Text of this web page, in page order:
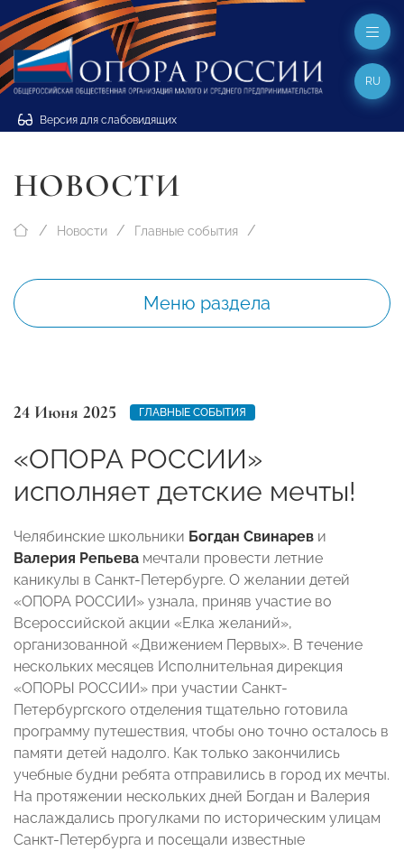
Версия для слабовидящих
RU
НОВОСТИ
Новости Главные события
Меню раздела
24 Июня 2025 ГЛАВНЫЕ СОБЫТИЯ
«ОПОРА РОССИИ»
исполняет детские мечты!
Челябинские школьники Богдан Свинарев и
Валерия Репьева мечтали провести летние
каникулы в Санкт-Петербурге. О желании детей
«ОПОРА РОССИИ» узнала, приняв участие во
Всероссийской акции «Елка желаний»,
организованной «Движением Первых». В течение
нескольких месяцев Исполнительная дирекция
«ОПОРЫ РОССИИ» при участии Санкт-
Петербургского отделения тщательно готовила
программу путешествия, чтобы оно точно осталось в
памяти детей надолго. Как только закончились
учебные будни ребята отправились в город их мечты.
На протяжении нескольких дней Богдан и Валерия
наслаждались прогулками по историческим улицам
Санкт-Петербурга и посещали известные